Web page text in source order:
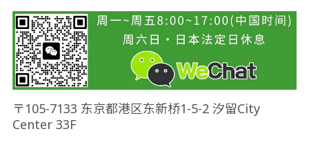
〒105-7133 东京都港区东新桥1-5-2 汐留City
Center 33F